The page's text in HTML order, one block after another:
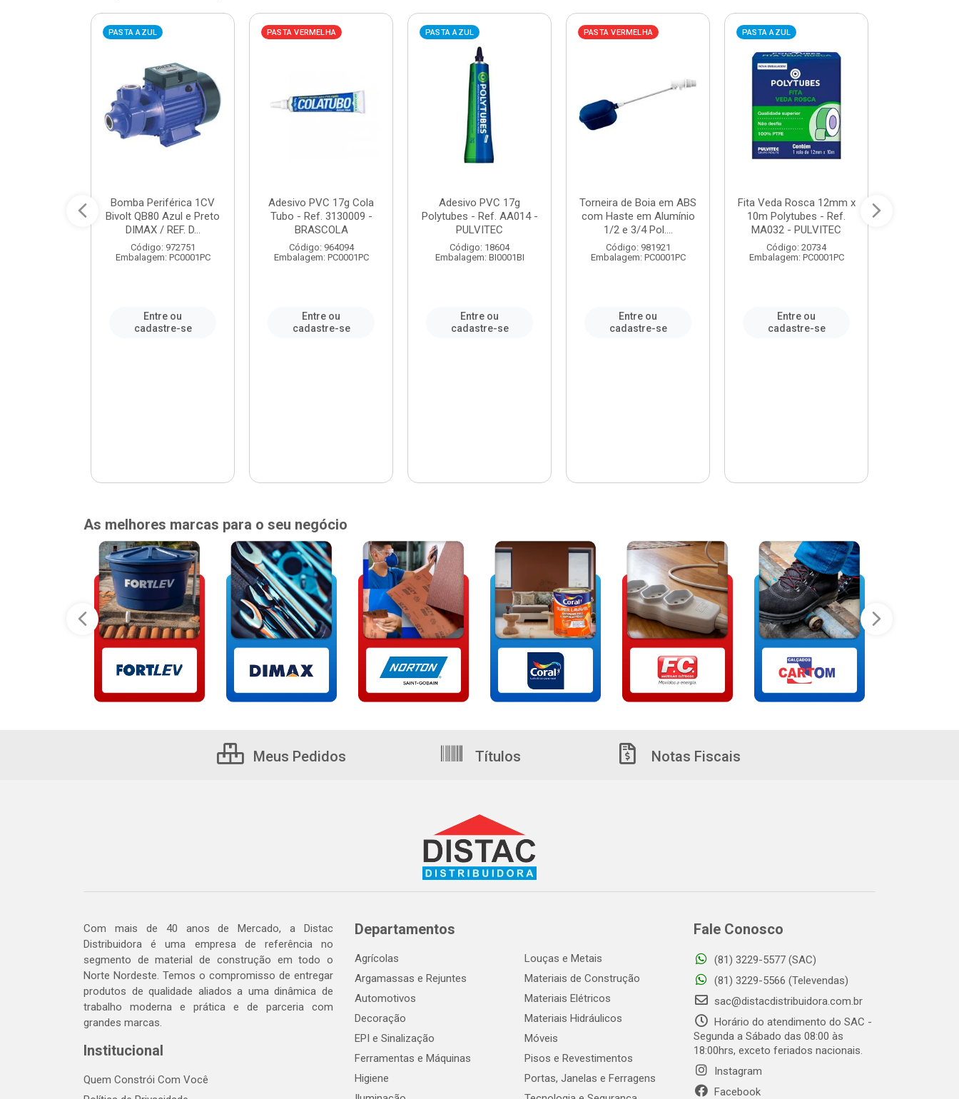
PASTA AZUL
Bomba Periférica 1CV
Bivolt QB80 Azul e Preto
DIMAX / REF. D...
Código: 972751
Embalagem: PC0001PC
Entre ou
cadastre-se
PASTA VERMELHA
Adesivo PVC 17g Cola
Tubo - Ref. 3130009 -
BRASCOLA
Código: 964094
Embalagem: PC0001PC
Entre ou
cadastre-se
PASTA AZUL
Adesivo PVC 17g
Polytubes - Ref. AA014 -
PULVITEC
Código: 18604
Embalagem: BI0001BI
Entre ou
cadastre-se
PASTA VERMELHA
Torneira de Boia em ABS
com Haste em Alumínio
1/2 e 3/4 Pol....
Código: 981921
Embalagem: PC0001PC
Entre ou
cadastre-se
PASTA AZUL
Fita Veda Rosca 12mm x
10m Polytubes - Ref.
MA032 - PULVITEC
Código: 20734
Embalagem: PC0001PC
Entre ou
cadastre-se
As melhores marcas para o seu negócio
Meus Pedidos Títulos Notas Fiscais
Com mais de 40 anos de Mercado, a Distac
Distribuidora é uma empresa de referência no
segmento de material de construção em todo o
Norte Nordeste. Temos o compromisso de entregar
produtos de qualidade aliados a uma dinâmica de
trabalho moderna e prática e de parceria com
grandes marcas.
Institucional
Quem Constrói Com Você
Departamentos
Agrícolas
Argamassas e Rejuntes
Automotivos
Decoração
EPI e Sinalização
Ferramentas e Máquinas
Higiene
Louças e Metais
Materiais de Construção
Materiais Elétricos
Materiais Hidráulicos
Móveis
Pisos e Revestimentos
Portas, Janelas e Ferragens
Fale Conosco
(81) 3229-5577 (SAC)
(81) 3229-5566 (Televendas)
sac@distacdistribuidora.com.br
Horário do atendimento do SAC -
Segunda a Sábado das 08:00 às
18:00hrs, exceto feriados nacionais.
Instagram
Facebook